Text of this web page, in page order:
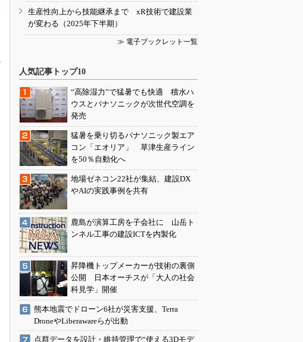
生産性向上から技能継承まで xR技術で建設業
が変わる（2025年下半期）
≫ 電子ブックレット一覧
人気記事トップ10
“高除湿力”で猛暑でも快適 積水ハ
ウスとパナソニックが次世代空調を
発売
猛暑を乗り切るパナソニック製エア
コン「エオリア」 草津生産ライン
を50％自動化へ
地場ゼネコン22社が集結、建設DX
やAIの実践事例を共有
鹿島が演算工房を子会社に 山岳ト
ンネル工事の建設ICTを内製化
昇降機トップメーカーが技術の裏側
公開 日本オーチスが「大人の社会
科見学」開催
熊本地震でドローン6社が災害支援、Terra
DroneやLiberawareらが出動
点群データを設計・維持管理で“使える3Dモデ